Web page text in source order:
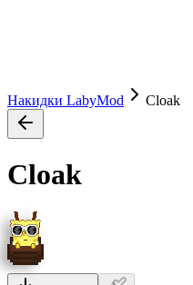
Накидки LabyMod Cloak
Cloak